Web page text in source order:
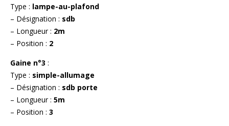
Type : lampe-au-plafond
– Désignation : sdb
– Longueur : 2m
– Position : 2
Gaine n°3 :
Type : simple-allumage
– Désignation : sdb porte
– Longueur : 5m
– Position : 3